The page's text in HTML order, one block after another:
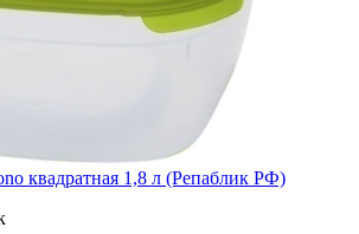
квадратная 1,8 л (Репаблик РФ)